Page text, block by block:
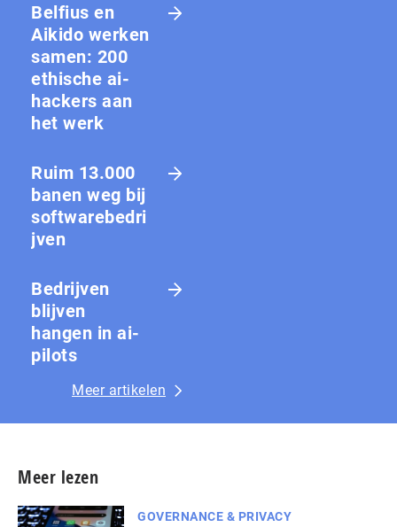
Belfius en
Aikido werken
samen: 200
ethische ai-
hackers aan
het werk
Ruim 13.000
banen weg bij
softwarebedri
jven
Bedrijven
blijven
hangen in ai-
pilots
Meer artikelen
Meer lezen
GOVERNANCE & PRIVACY